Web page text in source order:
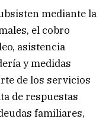
mediante la
el cobro
asistencia
y medidas
de los servicios
de respuestas
familiares,